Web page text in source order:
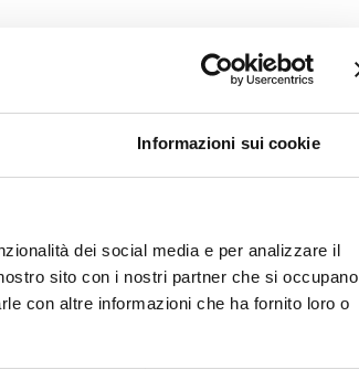
Informazioni sui cookie
dei social media e per analizzare il
sito con i nostri partner che si occupano
con altre informazioni che ha fornito loro o
e i siti
patrimonio
essenza Maya e
e